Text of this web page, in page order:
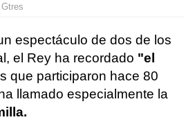
espectáculo de dos de los
el Rey ha recordado "el
que participaron hace 80
llamado especialmente la